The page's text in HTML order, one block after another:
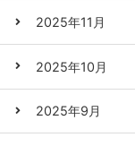
2025年11月
2025年10月
2025年9月